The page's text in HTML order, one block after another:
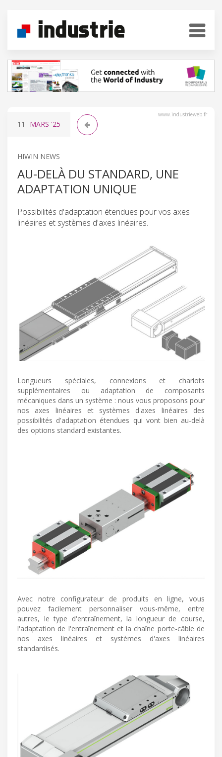
www.industrieweb.fr
11 MARS '25
HIWIN NEWS
AU-DELÀ DU STANDARD, UNE
ADAPTATION UNIQUE
Possibilités d'adaptation étendues pour vos axes
linéaires et systèmes d'axes linéaires.
Longueurs spéciales, connexions et chariots
supplémentaires ou adaptation de composants
mécaniques dans un système : nous vous proposons pour
nos axes linéaires et systèmes d'axes linéaires des
possibilités d'adaptation étendues qui vont bien au-delà
des options standard existantes.
Avec notre configurateur de produits en ligne, vous
pouvez facilement personnaliser vous-même, entre
autres, le type d'entraînement, la longueur de course,
l'adaptation de l'entraînement et la chaîne porte-câble de
nos axes linéaires et systèmes d'axes linéaires
standardisés.